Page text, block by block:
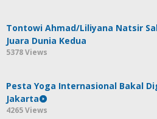
Tontowi Ahmad/Liliyana Natsir
Juara Dunia Kedua
5378 Views
Pesta Yoga Internasional Bakal
Jakarta
4265 Views